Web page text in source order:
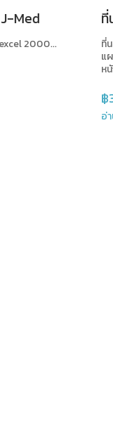
Med
2000...
ที่
แ
ห
฿
อ่